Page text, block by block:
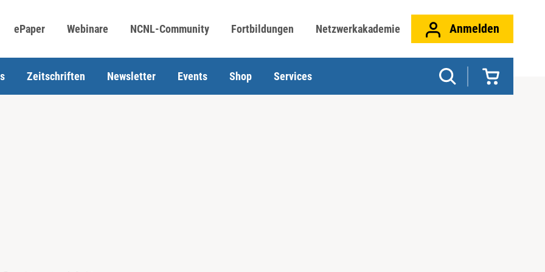
ePaper Webinare NCNL-Community Fortbildungen Netzwerkakademie Anmelden
Zeitschriften Newsletter Events Shop Services